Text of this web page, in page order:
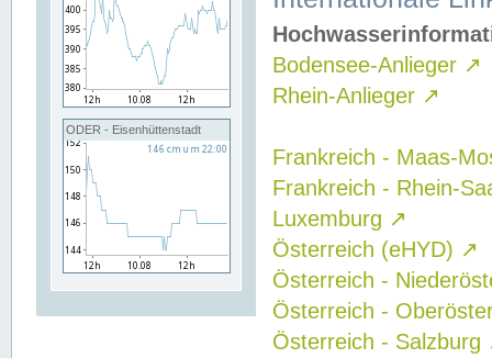
ODER - Eisenhüttenstadt
Bodensee-Anlieger ↗
Rhein-Anlieger ↗
Frankreich - Maas-
Frankreich - Rhein-
Luxemburg ↗
Österreich (eHYD) ↗
Österreich -
Österreich -
Österreich - Salzburg